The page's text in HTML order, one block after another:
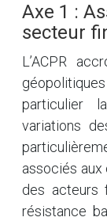
Axe 1 :
secteur
L’ACPR
particulier
variations
associés aux
des acteurs
résistance